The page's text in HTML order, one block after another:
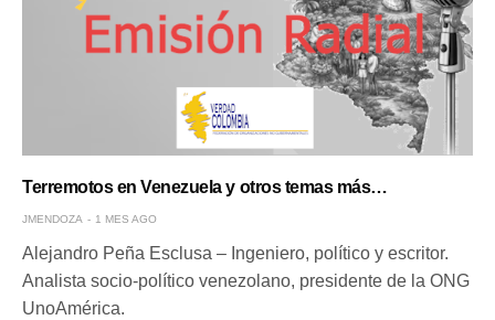
Terremotos en Venezuela y otros temas más…
JMENDOZA 1 MES AGO
Alejandro Peña Esclusa – Ingeniero, político y escritor.
Analista socio-político venezolano, presidente de la ONG
UnoAmérica.